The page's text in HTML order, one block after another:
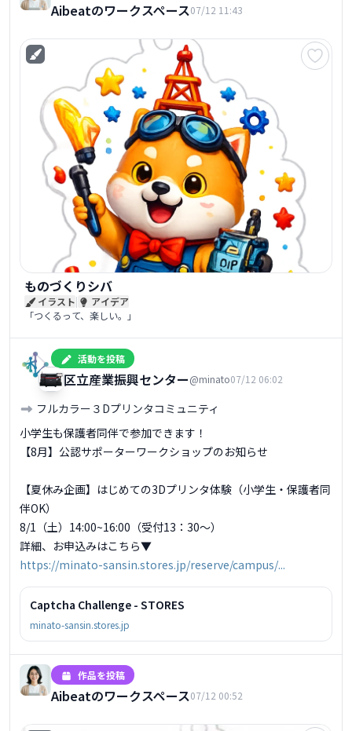
Aibeatのワークスペース07/12 11:43
ものづくりシバ
イラスト|
アイデア
「つくるって、楽しい。」
活動を投稿
港区立産業振興センター@minato07/12 06:02
フルカラー３Dプリンタコミュニティ
小学生も保護者同伴で参加できます！
【8月】公認サポーターワークショップのお知らせ
【夏休み企画】はじめての3Dプリンタ体験（小学生・保護者同
伴OK）
8/1（土）14:00~16:00（受付13：30～）
https://minato-sansin.stores.jp/reserve/campus/...
Captcha Challenge - STORES
minato-sansin.stores.jp
作品を投稿
Aibeatのワークスペース07/12 00:52